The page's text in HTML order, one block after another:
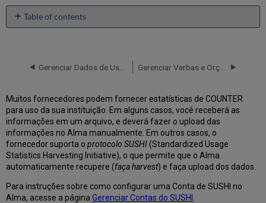
Table of contents
SUSHI
5.1
Fornecedores
Certificados
do
SUSHI
-
Release
5
Fornecedores
Muitos fornecedores podem fornecer estatísticas de COUNTER
para uso da sua instituição. Em alguns casos, você receberá as
informações em um arquivo, e deverá fazer o upload das
informações no Alma manualmente. Em outros casos, o
fornecedor suporta oprotocolo SUSHI(Standardized Usage
Statistics Harvesting Initiative), o que permite que o Alma
automaticamente recupere (faça harvest) e faça upload dos dados.
Para instruções sobre como configurar uma Conta de SUSHI no
Alma, acesse a páginaGerenciar Contas do SUSHI